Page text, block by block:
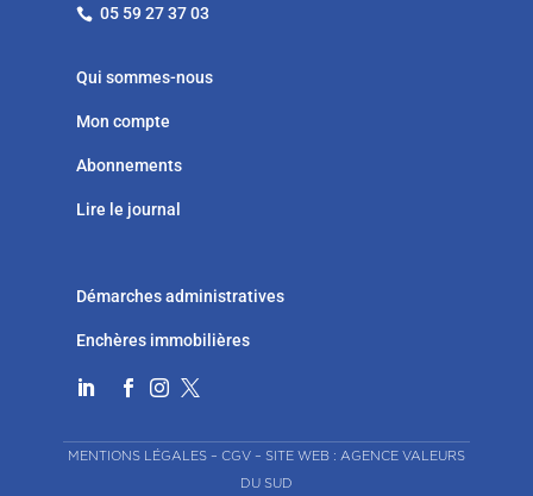
 05 59 27 37 03
Qui sommes-nous
Mon compte
Abonnements
Lire le journal
Démarches administratives
Enchères immobilières
   
MENTIONS LÉGALES– CGV– SITE WEB : AGENCE VALEURS
DU SUD